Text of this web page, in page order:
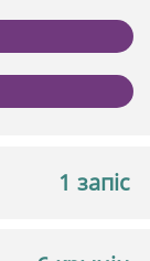
1 запіс